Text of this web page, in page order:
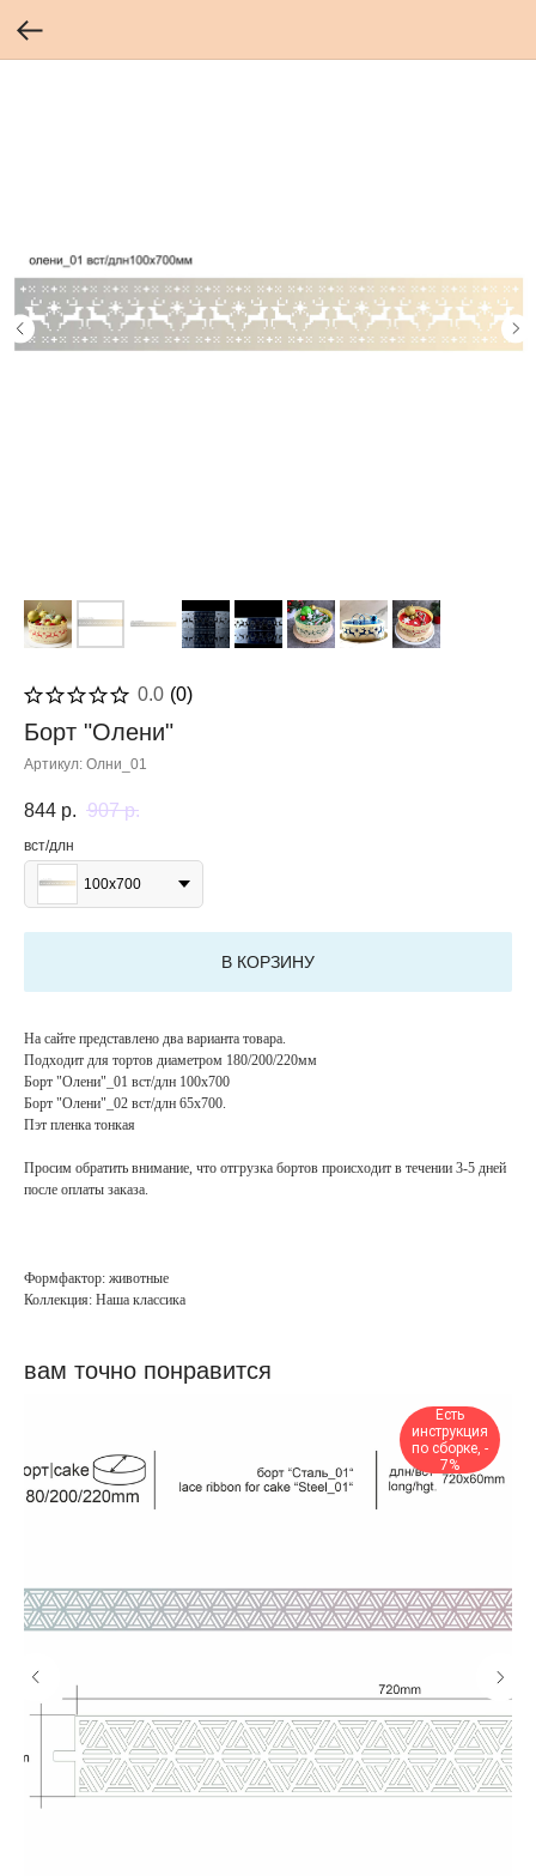
0.0 (0)
Борт "Олени"
Артикул: Олни_01
844 р. 907 р.
вст/длн
100х700
В КОРЗИНУ
На сайте представлено два варианта товара.
Подходит для тортов диаметром 180/200/220мм
Борт "Олени"_01 вст/длн 100х700
Борт "Олени"_02 вст/длн 65х700.
Пэт пленка тонкая
Просим обратить внимание, что отгрузка бортов происходит в течении 3-5 дней
после оплаты заказа.
Формфактор: животные
Коллекция: Наша классика
вам точно понравится
Есть
инструкция
по сборке, -
7%